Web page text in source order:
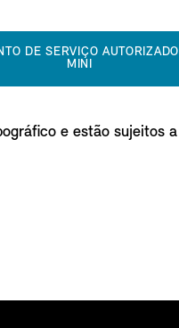
DE SERVIÇO AUTORIZADO
MINI
e estão sujeitos a